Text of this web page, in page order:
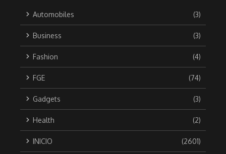
Automobiles (3)
Business (3)
Fashion (4)
FGE (74)
Gadgets (3)
Health (2)
INICIO (2601)